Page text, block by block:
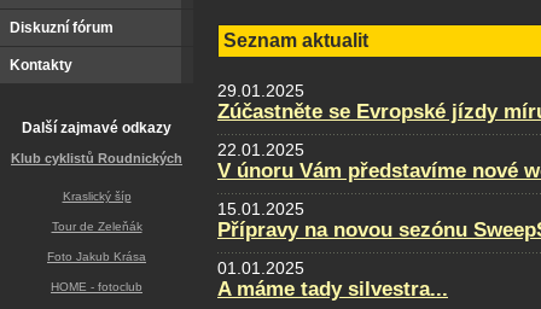
Diskuzní fórum
Kontakty
Další zajmavé odkazy
Klub cyklistů Roudnických
Kraslický šíp
Tour de Zeleňák
Foto Jakub Krása
HOME - fotoclub
Seznam aktualit
29.01.2025
Zúčastněte se Evropské jízdy
22.01.2025
V únoru Vám představíme nové
15.01.2025
Přípravy na novou sezónu
01.01.2025
A máme tady silvestra...